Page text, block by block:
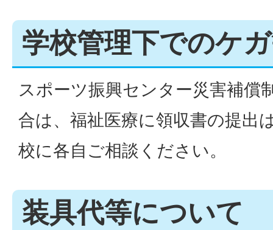
学校管理下でのケ
スポーツ振興センター災害補償
合は、福祉医療に領収書の提出
校に各自ご相談ください。
装具代等について